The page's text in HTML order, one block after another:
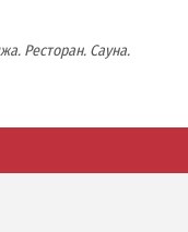
Ресторан. Сауна.